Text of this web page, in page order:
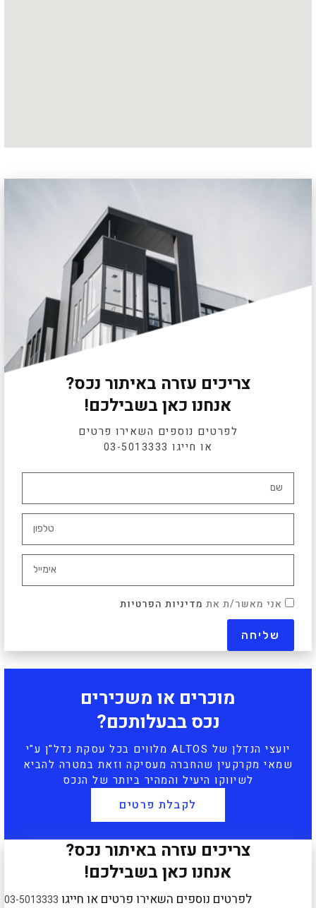
צריכים עזרה באיתור נכס?
אנחנו כאן בשבילכם!
לפרטים נוספים השאירו פרטים
או חייגו 03-5013333
אני מאשר/ת את מדיניות הפרטיות
מוכרים או משכירים
נכס בבעלותכם?
יועצי הנדלן של ALTOS מלווים בכל עסקת נדל"ן ע"י
שמאי מקרקעין שהחברה מעסיקה וזאת במטרה להביא
לשיווקו היעיל והמהיר ביותר של הנכס
לקבלת פרטים
צריכים עזרה באיתור נכס?
אנחנו כאן בשבילכם!
לפרטים נוספים השאירו פרטים או חייגו 03-5013333